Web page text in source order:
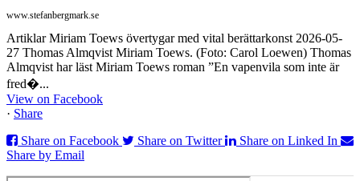
www.stefanbergmark.se
Artiklar Miriam Toews övertygar med vital berättarkonst 2026-05-
27 Thomas Almqvist Miriam Toews. (Foto: Carol Loewen) Thomas
Almqvist har läst Miriam Toews roman ”En vapenvila som inte är
fred�...
View on Facebook
· Share
Share on Facebook
Share on Twitter
Share on Linked In
Share by Email